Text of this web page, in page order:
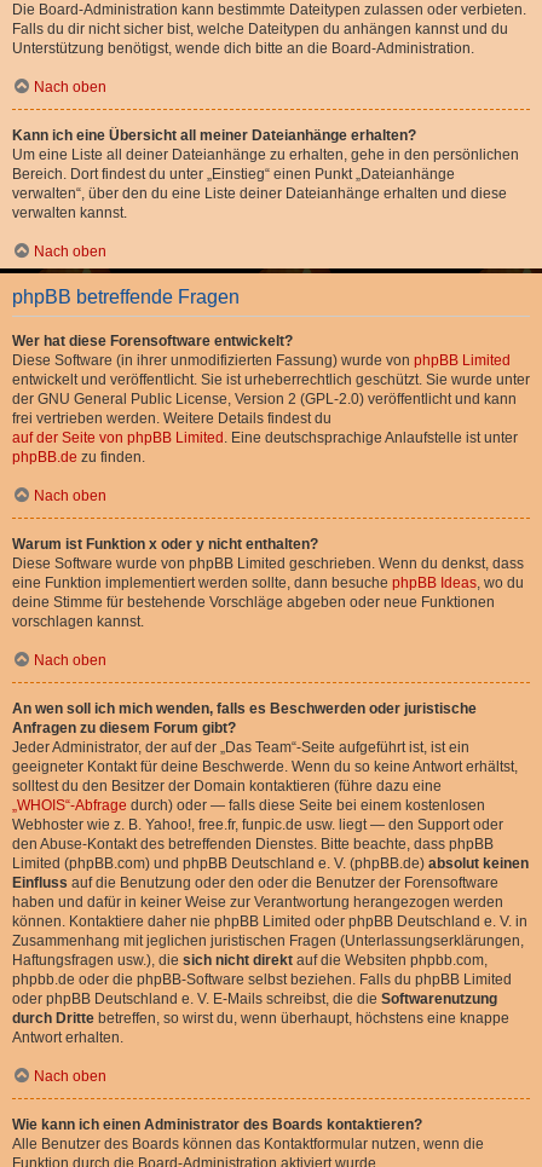
Die Board-Administration kann bestimmte Dateitypen zulassen oder verbieten.
Falls du dir nicht sicher bist, welche Dateitypen du anhängen kannst und du
Unterstützung benötigst, wende dich bitte an die Board-Administration.
Nach oben
Kann ich eine Übersicht all meiner Dateianhänge erhalten?
Um eine Liste all deiner Dateianhänge zu erhalten, gehe in den persönlichen
Bereich. Dort findest du unter „Einstieg“ einen Punkt „Dateianhänge
verwalten“, über den du eine Liste deiner Dateianhänge erhalten und diese
verwalten kannst.
Nach oben
phpBB betreffende Fragen
Wer hat diese Forensoftware entwickelt?
Diese Software (in ihrer unmodifizierten Fassung) wurde von phpBB Limited
entwickelt und veröffentlicht. Sie ist urheberrechtlich geschützt. Sie wurde unter
der GNU General Public License, Version 2 (GPL-2.0) veröffentlicht und kann
frei vertrieben werden. Weitere Details findest du
auf der Seite von phpBB Limited . Eine deutschsprachige Anlaufstelle ist unter
phpBB.de zu finden.
Nach oben
Warum ist Funktion x oder y nicht enthalten?
Diese Software wurde von phpBB Limited geschrieben. Wenn du denkst, dass
eine Funktion implementiert werden sollte, dann besuche phpBB Ideas, wo du
deine Stimme für bestehende Vorschläge abgeben oder neue Funktionen
vorschlagen kannst.
Nach oben
An wen soll ich mich wenden, falls es Beschwerden oder juristische
Anfragen zu diesem Forum gibt?
Jeder Administrator, der auf der „Das Team“-Seite aufgeführt ist, ist ein
geeigneter Kontakt für deine Beschwerde. Wenn du so keine Antwort erhältst,
solltest du den Besitzer der Domain kontaktieren (führe dazu eine
„WHOIS“-Abfrage durch) oder — falls diese Seite bei einem kostenlosen
Webhoster wie z. B. Yahoo!, free.fr, funpic.de usw. liegt — den Support oder
den Abuse-Kontakt des betreffenden Dienstes. Bitte beachte, dass phpBB
Limited (phpBB.com) und phpBB Deutschland e. V. (phpBB.de) absolut keinen
Einfluss auf die Benutzung oder den oder die Benutzer der Forensoftware
haben und dafür in keiner Weise zur Verantwortung herangezogen werden
können. Kontaktiere daher nie phpBB Limited oder phpBB Deutschland e. V. in
Zusammenhang mit jeglichen juristischen Fragen (Unterlassungserklärungen,
Haftungsfragen usw.), die sich nicht direkt auf die Websiten phpbb.com,
phpbb.de oder die phpBB-Software selbst beziehen. Falls du phpBB Limited
oder phpBB Deutschland e. V. E-Mails schreibst, die die Softwarenutzung
durch Dritte betreffen, so wirst du, wenn überhaupt, höchstens eine knappe
Antwort erhalten.
Nach oben
Wie kann ich einen Administrator des Boards kontaktieren?
Alle Benutzer des Boards können das Kontaktformular nutzen, wenn die
Funktion durch die Board-Administration aktiviert wurde.